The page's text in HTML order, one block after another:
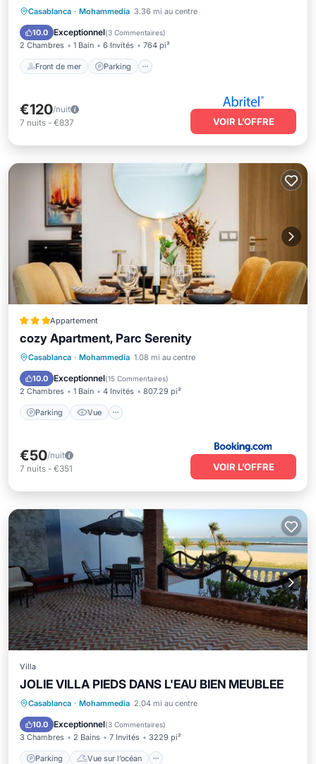
Casablanca · Mohammedia 3.36 mi au centre
10.0 Exceptionnel(3 Commentaires)
2 Chambres 1 Bain 6 Invités 764 pi²
Front de mer Parking
Front de mer Parking
Piscine
Spa
€120/nuit
7 nuits - €837 VOIR L’OFFRE
Appartement
cozy Apartment, Parc Serenity
Casablanca · Mohammedia 1.08 mi au centre
10.0 Exceptionnel(15 Commentaires)
2 Chambres 1 Bain 4 Invités 807.29 pi²
Parking Vue
Parking Vue
Climatisation
Internet
€50/nuit
7 nuits - €351 VOIR L’OFFRE
Villa
JOLIE VILLA PIEDS DANS L'EAU BIEN MEUBLEE
Casablanca · Mohammedia 2.04 mi au centre
10.0 Exceptionnel(3 Commentaires)
3 Chambres 2 Bains 7 Invités 3229 pi²
Parking Vue sur l’océan
Parking
Vue sur l’océan
Balcon/Terrasse
Vue